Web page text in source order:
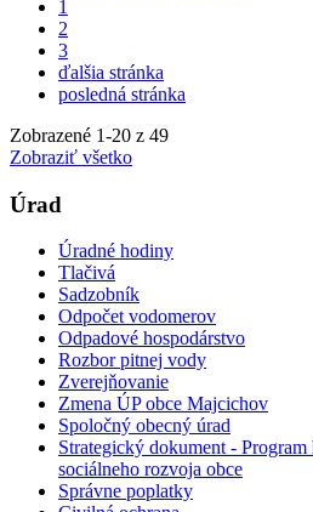
1
2
3
ďalšia stránka
posledná stránka
Zobrazené 1-20 z 49
Zobraziť všetko
Úrad
Úradné hodiny
Tlačivá
Sadzobník
Odpočet vodomerov
Odpadové hospodárstvo
Rozbor pitnej vody
Zverejňovanie
Zmena ÚP obce Majcichov
Spoločný obecný úrad
Strategický dokument -
sociálneho rozvoja obce
Správne poplatky